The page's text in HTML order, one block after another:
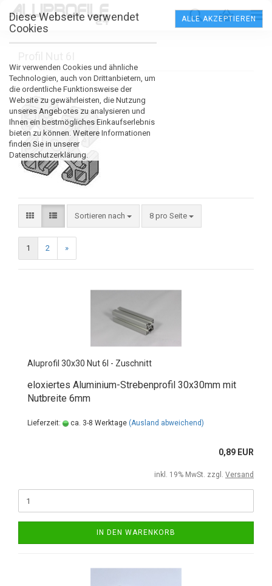
Diese Webseite verwendet
Cookies
Wir verwenden Cookies und ähnliche
Technologien, auch von Drittanbietern, um
die ordentliche Funktionsweise der
Website zu gewährleisten, die Nutzung
unseres Angebotes zu analysieren und
Ihnen ein bestmögliches Einkaufserlebnis
bieten zu können. Weitere Informationen
finden Sie in unserer
Datenschutzerklärung.
ALLE AKZEPTIEREN
Sortieren nach 8 pro Seite
1 2 »
Aluprofil 30x30 Nut 6I - Zuschnitt
eloxiertes Aluminium-Strebenprofil 30x30mm mit
Nutbreite 6mm
Lieferzeit: ca. 3-8 Werktage (Ausland abweichend)
0,89 EUR
inkl. 19% MwSt. zzgl. Versand
IN DEN WARENKORB